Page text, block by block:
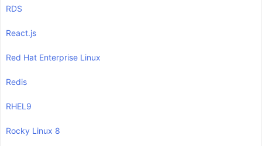
RDS
React.js
Red Hat Enterprise Linux
Redis
RHEL9
Rocky Linux 8